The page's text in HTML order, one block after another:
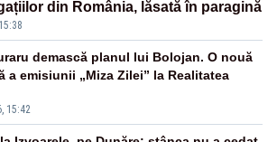
din România, lăsată în paragină
15:42
demască planul lui Bolojan. O nouă
a emisiunii „Miza Zilei” la Realitatea